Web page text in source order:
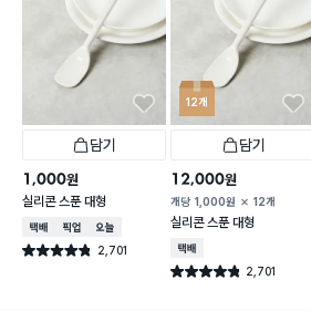
담기
1,000원
실리콘 스푼 대형
택배배송매장픽업오늘배송
별점 4.8점 2,701
건 작성
12개
담기
12,000원
개당 1,000원 12개
실리콘 스푼 대형
택배배송
별점 4.8점 2,701
건 작성